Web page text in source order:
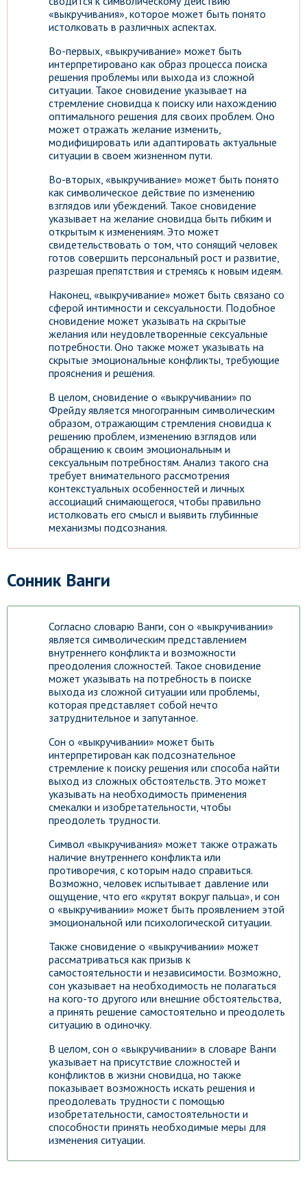
«выкручивания», которое может быть понято
истолковать в различных аспектах.
Во-первых, «выкручивание» может быть
интерпретировано как образ процесса поиска
решения проблемы или выхода из сложной
ситуации. Такое сновидение указывает на
стремление сновидца к поиску или нахождению
оптимального решения для своих проблем. Оно
может отражать желание изменить,
модифицировать или адаптировать актуальные
ситуации в своем жизненном пути.
Во-вторых, «выкручивание» может быть понято
как символическое действие по изменению
взглядов или убеждений. Такое сновидение
указывает на желание сновидца быть гибким и
открытым к изменениям. Это может
свидетельствовать о том, что сонящий человек
готов совершить персональный рост и развитие,
разрешая препятствия и стремясь к новым идеям.
Наконец, «выкручивание» может быть связано со
сферой интимности и сексуальности. Подобное
сновидение может указывать на скрытые
желания или неудовлетворенные сексуальные
потребности. Оно также может указывать на
скрытые эмоциональные конфликты, требующие
прояснения и решения.
В целом, сновидение о «выкручивании» по
Фрейду является многогранным символическим
образом, отражающим стремления сновидца к
решению проблем, изменению взглядов или
обращению к своим эмоциональным и
сексуальным потребностям. Анализ такого сна
требует внимательного рассмотрения
контекстуальных особенностей и личных
ассоциаций снимающегося, чтобы правильно
истолковать его смысл и выявить глубинные
механизмы подсознания.
Сонник Ванги
Согласно словарю Ванги, сон о «выкручивании»
является символическим представлением
внутреннего конфликта и возможности
преодоления сложностей. Такое сновидение
может указывать на потребность в поиске
выхода из сложной ситуации или проблемы,
которая представляет собой нечто
затруднительное и запутанное.
Сон о «выкручивании» может быть
интерпретирован как подсознательное
стремление к поиску решения или способа найти
выход из сложных обстоятельств. Это может
указывать на необходимость применения
смекалки и изобретательности, чтобы
преодолеть трудности.
Символ «выкручивания» может также отражать
наличие внутреннего конфликта или
противоречия, с которым надо справиться.
Возможно, человек испытывает давление или
ощущение, что его «крутят вокруг пальца», и сон
о «выкручивании» может быть проявлением этой
эмоциональной или психологической ситуации.
Также сновидение о «выкручивании» может
рассматриваться как призыв к
самостоятельности и независимости. Возможно,
сон указывает на необходимость не полагаться
на кого-то другого или внешние обстоятельства,
а принять решение самостоятельно и преодолеть
ситуацию в одиночку.
В целом, сон о «выкручивании» в словаре Ванги
указывает на присутствие сложностей и
конфликтов в жизни сновидца, но также
показывает возможность искать решения и
преодолевать трудности с помощью
изобретательности, самостоятельности и
способности принять необходимые меры для
изменения ситуации.